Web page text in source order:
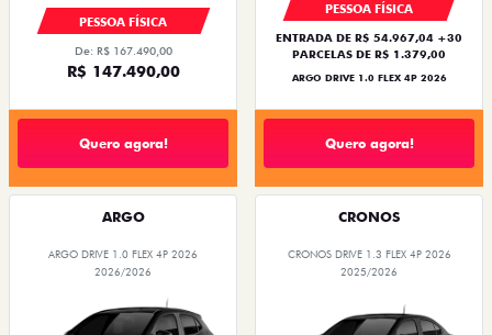
PESSOA FÍSICA
De: R$ 167.490,00
R$ 147.490,00
Quero agora!
PESSOA FÍSICA
ENTRADA DE R$ 54.967,04 +30
PARCELAS DE R$ 1.379,00
ARGO DRIVE 1.0 FLEX 4P 2026
Quero agora!
ARGO
ARGO DRIVE 1.0 FLEX 4P 2026
2026/2026
CRONOS
CRONOS DRIVE 1.3 FLEX 4P 2026
2025/2026